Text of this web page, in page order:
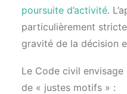
poursuite d’activité.
particulièrement
gravité de la décision
Le Code civil
de « justes motifs » :